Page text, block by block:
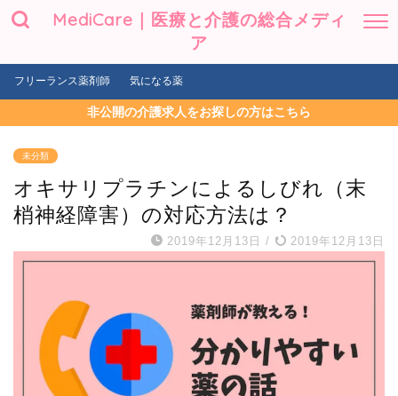
MediCare｜医療と介護の総合メディ
ア
フリーランス薬剤師 気になる薬
非公開の介護求人をお探しの方はこちら
未分類
オキサリプラチンによるしびれ（末
梢神経障害）の対応方法は？
2019年12月13日 / 2019年12月13日